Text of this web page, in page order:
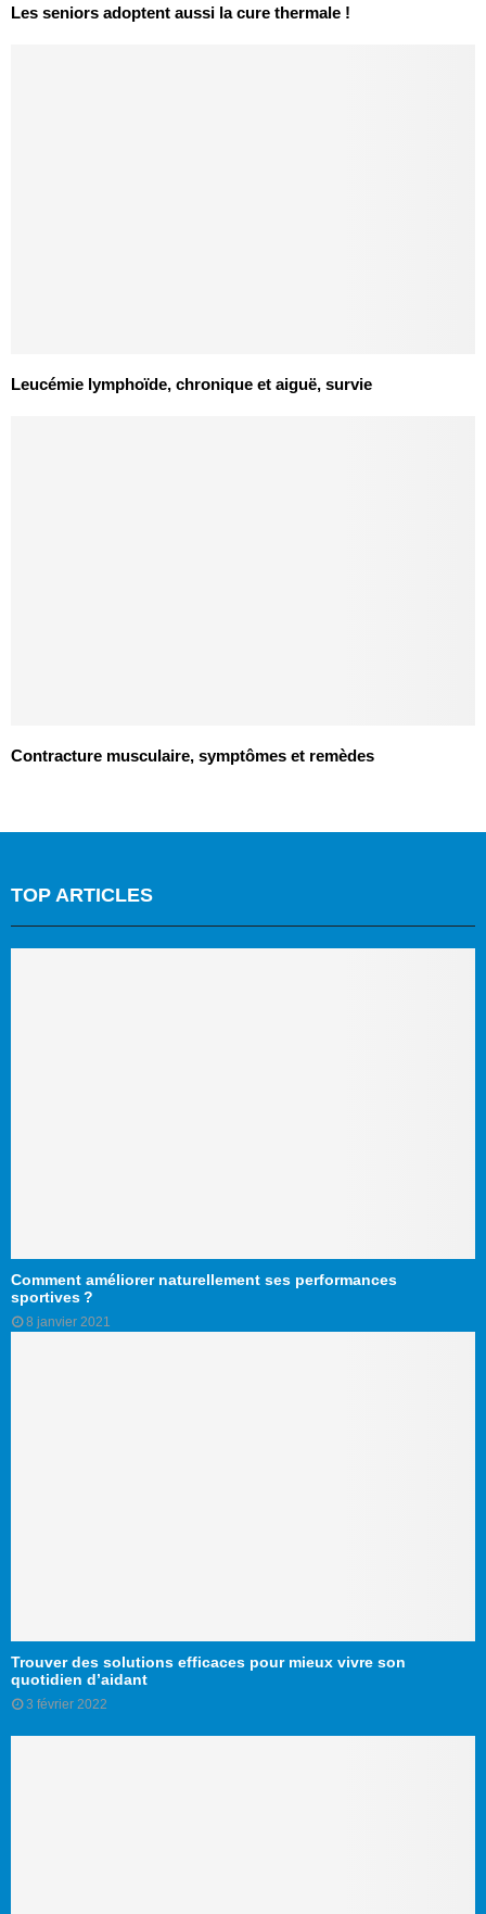
Les seniors adoptent aussi la cure thermale !
Leucémie lymphoïde, chronique et aiguë, survie
Contracture musculaire, symptômes et remèdes
TOP ARTICLES
Comment améliorer naturellement ses performances
sportives ?
8 janvier 2021
Trouver des solutions efficaces pour mieux vivre son
quotidien d’aidant
3 février 2022